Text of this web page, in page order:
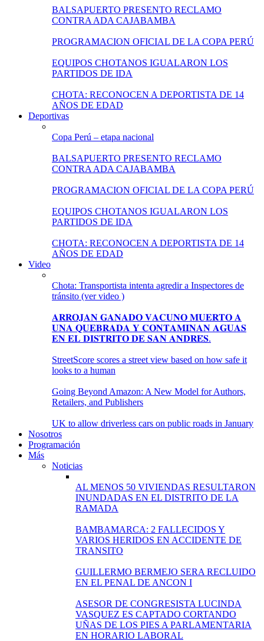
BALSAPUERTO PRESENTO RECLAMO
CONTRA ADA CAJABAMBA
PROGRAMACION OFICIAL DE LA COPA PERÚ
EQUIPOS CHOTANOS IGUALARON LOS
PARTIDOS DE IDA
CHOTA: RECONOCEN A DEPORTISTA DE 14
AÑOS DE EDAD
Deportivas
Copa Perú – etapa nacional
BALSAPUERTO PRESENTO RECLAMO
CONTRA ADA CAJABAMBA
PROGRAMACION OFICIAL DE LA COPA PERÚ
EQUIPOS CHOTANOS IGUALARON LOS
PARTIDOS DE IDA
CHOTA: RECONOCEN A DEPORTISTA DE 14
AÑOS DE EDAD
Video
Chota: Transportista intenta agredir a Inspectores de
tránsito (ver video )
𝐀𝐑𝐑𝐎𝐉𝐀𝐍 𝐆𝐀𝐍𝐀𝐃𝐎 𝐕𝐀𝐂𝐔𝐍𝐎 𝐌𝐔𝐄𝐑𝐓𝐎 𝐀
𝐔𝐍𝐀 𝐐𝐔𝐄𝐁𝐑𝐀𝐃𝐀 𝐘 𝐂𝐎𝐍𝐓𝐀𝐌𝐈𝐍𝐀𝐍 𝐀𝐆𝐔𝐀𝐒
𝐄𝐍 𝐄𝐋 𝐃𝐈𝐒𝐓𝐑𝐈𝐓𝐎 𝐃𝐄 𝐒𝐀𝐍 𝐀𝐍𝐃𝐑𝐄́𝐒.
StreetScore scores a street view based on how safe it
looks to a human
Going Beyond Amazon: A New Model for Authors,
Retailers, and Publishers
UK to allow driverless cars on public roads in January
Nosotros
Programación
Más
Noticias
AL MENOS 50 VIVIENDAS RESULTARON
INUNDADAS EN EL DISTRITO DE LA
RAMADA
BAMBAMARCA: 2 FALLECIDOS Y
VARIOS HERIDOS EN ACCIDENTE DE
TRANSITO
GUILLERMO BERMEJO SERA RECLUIDO
EN EL PENAL DE ANCON I
ASESOR DE CONGRESISTA LUCINDA
VASQUEZ ES CAPTADO CORTANDO
UÑAS DE LOS PIES A PARLAMENTARIA
EN HORARIO LABORAL